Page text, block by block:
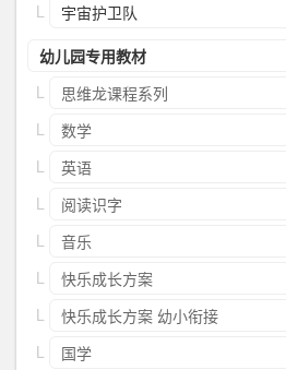
宇宙护卫队
幼儿园专用教材
思维龙课程系列
数学
英语
阅读识字
音乐
快乐成长方案
快乐成长方案 幼小衔接
国学